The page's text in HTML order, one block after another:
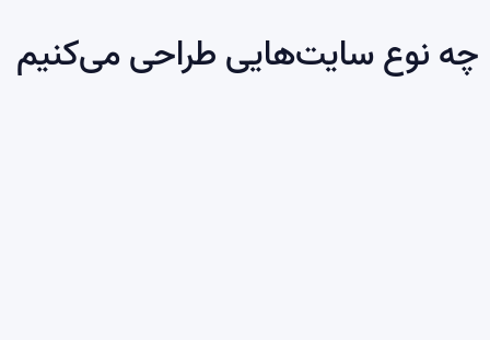
چه نوع سایت‌هایی طراحی می‌کنیم